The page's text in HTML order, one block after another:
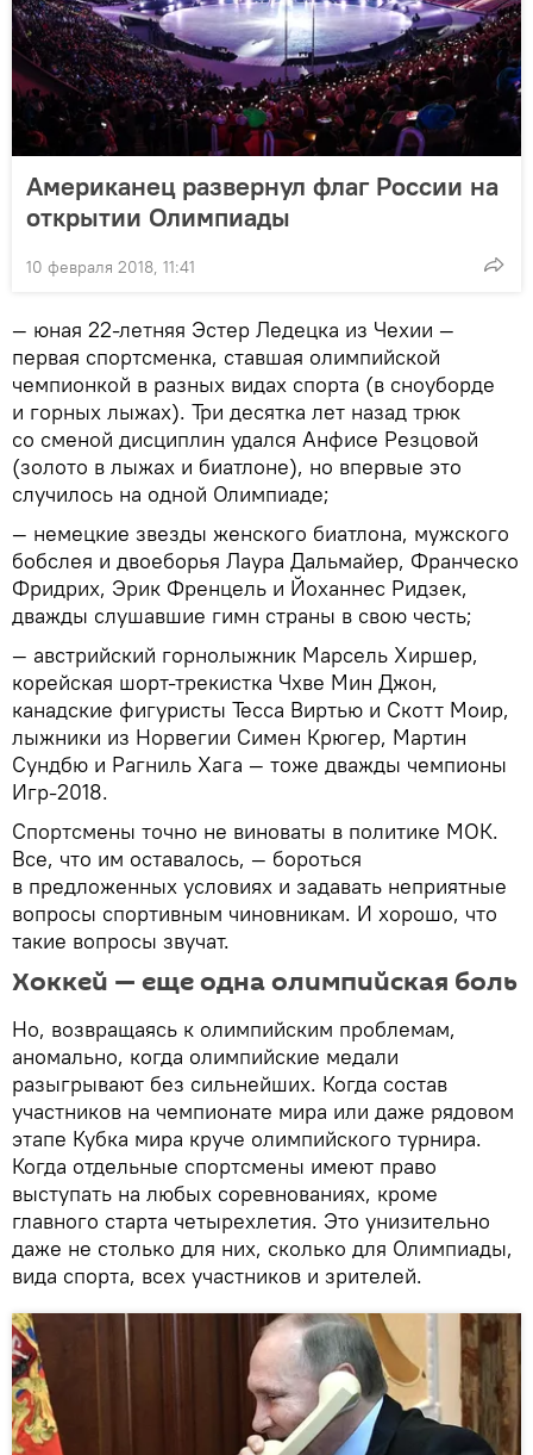
Американец развернул флаг России на
открытии Олимпиады
10 февраля 2018, 11:41
— юная 22-летняя Эстер Ледецка из Чехии —
первая спортсменка, ставшая олимпийской
чемпионкой в разных видах спорта (в сноуборде
и горных лыжах). Три десятка лет назад трюк
со сменой дисциплин удался Анфисе Резцовой
(золото в лыжах и биатлоне), но впервые это
случилось на одной Олимпиаде;
— немецкие звезды женского биатлона, мужского
бобслея и двоеборья Лаура Дальмайер, Франческо
Фридрих, Эрик Френцель и Йоханнес Ридзек,
дважды слушавшие гимн страны в свою честь;
— австрийский горнолыжник Марсель Хиршер,
корейская шорт-трекистка Чхве Мин Джон,
канадские фигуристы Тесса Виртью и Скотт Моир,
лыжники из Норвегии Симен Крюгер, Мартин
Сундбю и Рагниль Хага — тоже дважды чемпионы
Игр-2018.
Спортсмены точно не виноваты в политике МОК.
Все, что им оставалось, — бороться
в предложенных условиях и задавать неприятные
вопросы спортивным чиновникам. И хорошо, что
такие вопросы звучат.
Хоккей — еще одна олимпийская боль
Но, возвращаясь к олимпийским проблемам,
аномально, когда олимпийские медали
разыгрывают без сильнейших. Когда состав
участников на чемпионате мира или даже рядовом
этапе Кубка мира круче олимпийского турнира.
Когда отдельные спортсмены имеют право
выступать на любых соревнованиях, кроме
главного старта четырехлетия. Это унизительно
даже не столько для них, сколько для Олимпиады,
вида спорта, всех участников и зрителей.